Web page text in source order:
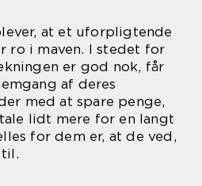
at et uforpligtende
ro i maven. I stedet for
er god nok, får
af deres
med at spare penge,
lidt mere for en langt
for dem er, at de ved,
til.